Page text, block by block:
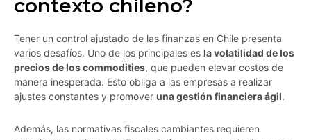
contexto chileno?
Tener un control ajustado de las finanzas en Chile presenta
varios desafíos. Uno de los principales es la volatilidad de los
precios de los commodities, que pueden elevar costos de
manera inesperada. Esto obliga a las empresas a realizar
ajustes constantes y promover una gestión financiera ágil.
Además, las normativas fiscales cambiantes requieren